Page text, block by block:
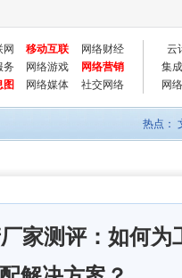
网 移动互联
网络财经
务 网络游戏
网络营销
图 网络媒体 社交网络
云
集
网
热点：
家测评：如何为